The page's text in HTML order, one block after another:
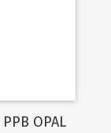
OPAL